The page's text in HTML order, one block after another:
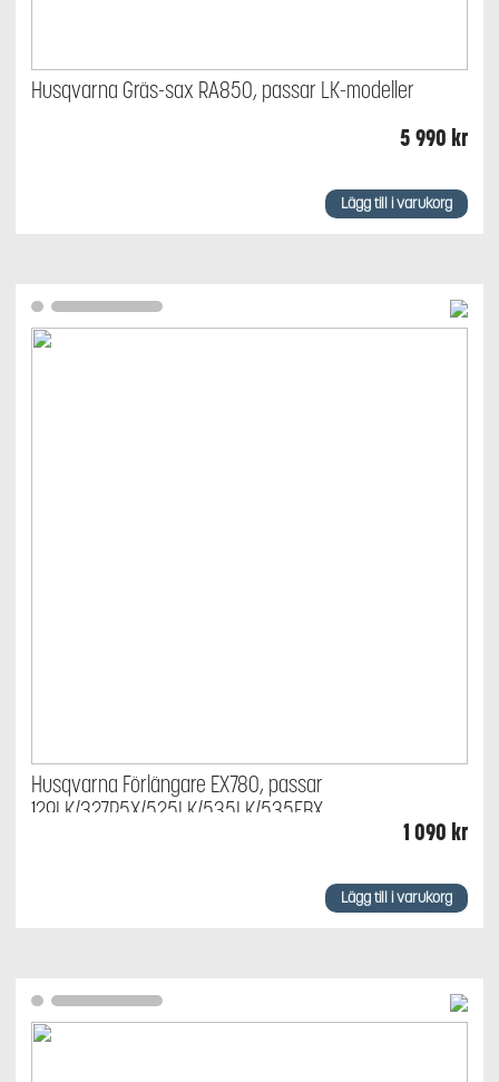
Husqvarna Gräs-sax RA850, passar LK-modeller
5 990 kr
Lägg till i varukorg
Husqvarna Förlängare EX780, passar
129LK/327P5X/525LK/535LK/535FBX
1 090 kr
Lägg till i varukorg